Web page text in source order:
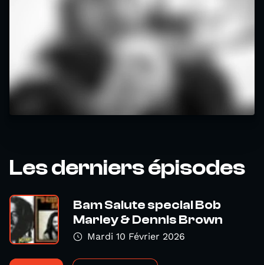
Les derniers épisodes
Bam Salute special Bob
Marley & Dennis Brown
Mardi 10 Février 2026